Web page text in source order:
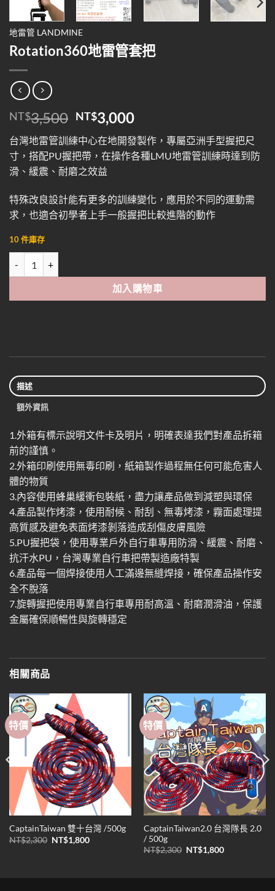
地雷管 LANDMINE
Rotation360地雷管套把
NT$3,500 原
始
價
格：
NT$3,500。
NT$3,000目
前
價
格：
台灣地雷管訓練中心在地開發製作，專屬亞洲手型握把尺
寸，搭配PU握把帶，在操作各種LMU地雷管訓練時達到防
滑、緩震、耐磨之效益
特殊改良設計能有更多的訓練變化，應用於不同的運動需
求，也適合初學者上手一般握把比較進階的動作
10 件庫存
加入購物車
描述
額外資訊
1.外箱有標示說明文件卡及明片，明確表達我們對產品拆箱
前的謹慎。
2.外箱印刷使用無毒印刷，紙箱製作過程無任何可能危害人
體的物質
3.內容使用蜂巢緩衝包裝紙，盡力讓產品做到減塑與環保
4.產品製作烤漆，使用耐候、耐刮、無毒烤漆，霧面處理提
高質感及避免表面烤漆剝落造成刮傷皮膚風險
5.PU握把袋，使用專業戶外自行車專用防滑、緩震、耐磨、
抗汗水PU，台灣專業自行車把帶製造廠特製
6.產品每一個焊接使用人工滿邊無縫焊接，確保產品操作安
全不脫落
7.旋轉握把使用專業自行車專用耐高溫、耐磨潤滑油，保護
金屬確保順暢性與旋轉穩定
相關商品
特價
wishlist
CaptainTaiwan 雙十台灣 /500g
NT$2,300 原
NT$1,800目
特價
Add to
wishlist
CaptainTaiwan2.0 台灣隊長 2.0
/ 500g
NT$2,300 原
NT$1,800目